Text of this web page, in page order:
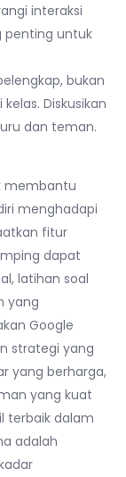
interaksi
penting untuk
bukan
Diskusikan
dan teman.
membantu
menghadapi
fitur
dapat
latihan soal
yang
Google
strategi yang
yang berharga,
yang kuat
terbaik dalam
adalah